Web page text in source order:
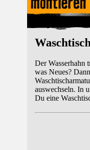
Der Wasserhahn
was Neues?
auswechseln. In
Du eine